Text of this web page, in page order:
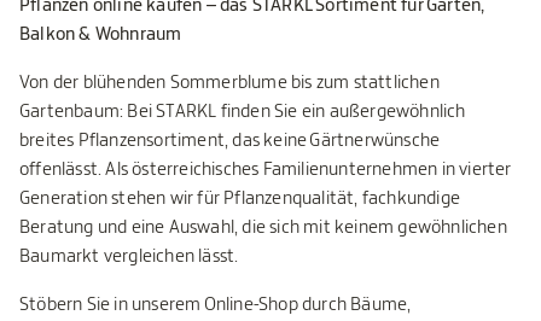
Pflanzen online kaufen – das STARKL Sortiment für Garten,
Balkon & Wohnraum
Von der blühenden Sommerblume bis zum stattlichen
Gartenbaum: Bei STARKL finden Sie ein außergewöhnlich
breites Pflanzensortiment, das keine Gärtnerwünsche
offenlässt. Als österreichisches Familienunternehmen in vierter
Generation stehen wir für Pflanzenqualität, fachkundige
Beratung und eine Auswahl, die sich mit keinem gewöhnlichen
Baumarkt vergleichen lässt.
Stöbern Sie in unserem Online-Shop durch Bäume,